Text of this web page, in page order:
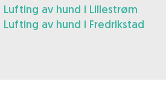
Lufting av hund i Lillestrøm
Lufting av hund i Fredrikstad